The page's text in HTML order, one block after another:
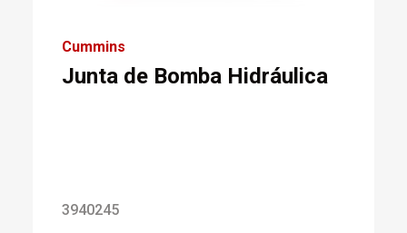
Cummins
Junta de Bomba Hidráulica
3940245